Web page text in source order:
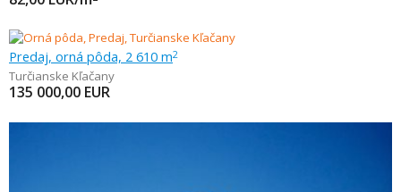
Predaj, orná pôda, 2 610 m2
Turčianske Kľačany
135 000,00 EUR